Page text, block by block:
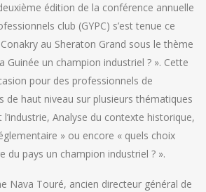
édition de la conférence annuelle
club (GYPC) s’est tenue ce
au Sheraton Grand sous le thème
un champion industriel ? ». Cette
pour des professionnels de
de haut niveau sur plusieurs thématiques
Analyse du contexte historique,
» ou encore « quels choix
du pays un champion industriel ? ».
Nava Touré, ancien directeur général de